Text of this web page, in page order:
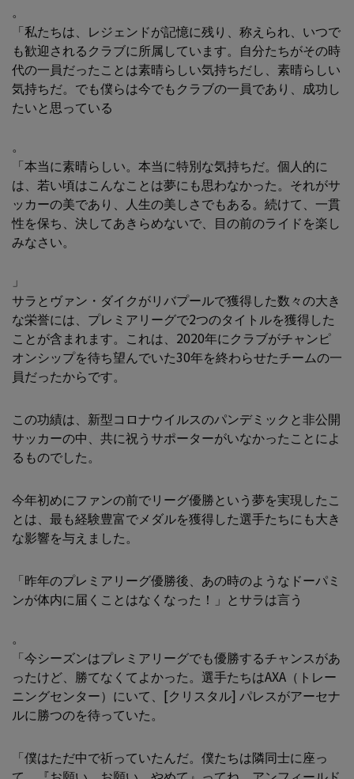
。
「私たちは、レジェンドが記憶に残り、称えられ、いつで
も歓迎されるクラブに所属しています。自分たちがその時
代の一員だったことは素晴らしい気持ちだし、素晴らしい
気持ちだ。でも僕らは今でもクラブの一員であり、成功し
たいと思っている
。
「本当に素晴らしい。本当に特別な気持ちだ。個人的に
は、若い頃はこんなことは夢にも思わなかった。それがサ
ッカーの美であり、人生の美しさでもある。続けて、一貫
性を保ち、決してあきらめないで、目の前のライドを楽し
みなさい。
」
サラとヴァン・ダイクがリバプールで獲得した数々の大き
な栄誉には、プレミアリーグで2つのタイトルを獲得した
ことが含まれます。これは、2020年にクラブがチャンピ
オンシップを待ち望んでいた30年を終わらせたチームの一
員だったからです。
この功績は、新型コロナウイルスのパンデミックと非公開
サッカーの中、共に祝うサポーターがいなかったことによ
るものでした。
今年初めにファンの前でリーグ優勝という夢を実現したこ
とは、最も経験豊富でメダルを獲得した選手たちにも大き
な影響を与えました。
「昨年のプレミアリーグ優勝後、あの時のようなドーパミ
ンが体内に届くことはなくなった！」とサラは言う
。
「今シーズンはプレミアリーグでも優勝するチャンスがあ
ったけど、勝てなくてよかった。選手たちはAXA（トレー
ニングセンター）にいて、[クリスタル] パレスがアーセナ
ルに勝つのを待っていた。
「僕はただ中で祈っていたんだ。僕たちは隣同士に座っ